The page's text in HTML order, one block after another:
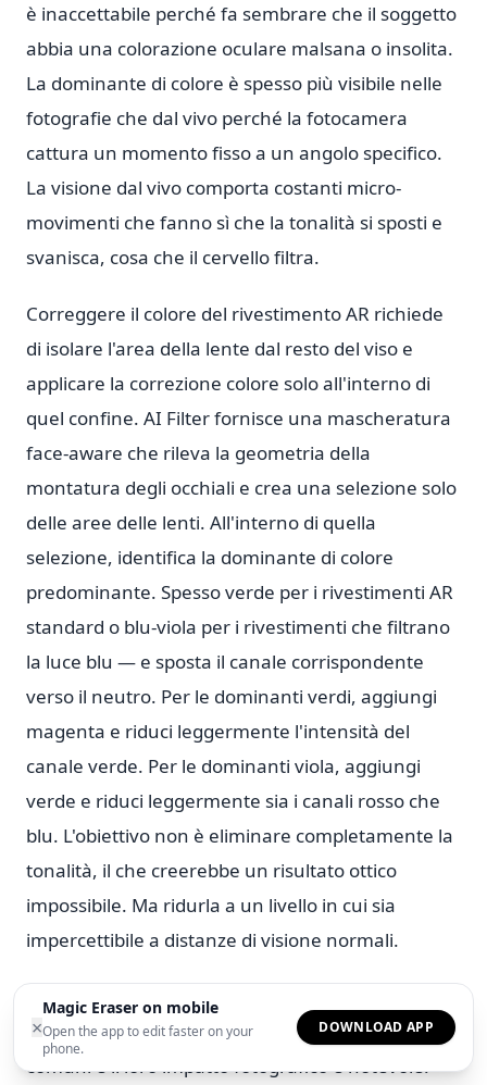
×
Magic Eraser on mobile
Open the app to edit faster on your
phone.
DOWNLOAD APP
è inaccettabile perché fa sembrare che il soggetto
abbia una colorazione oculare malsana o insolita.
La dominante di colore è spesso più visibile nelle
fotografie che dal vivo perché la fotocamera
cattura un momento fisso a un angolo specifico.
La visione dal vivo comporta costanti micro-
movimenti che fanno sì che la tonalità si sposti e
svanisca, cosa che il cervello filtra.
Correggere il colore del rivestimento AR richiede
di isolare l'area della lente dal resto del viso e
applicare la correzione colore solo all'interno di
quel confine. AI Filter fornisce una mascheratura
face-aware che rileva la geometria della
montatura degli occhiali e crea una selezione solo
delle aree delle lenti. All'interno di quella
selezione, identifica la dominante di colore
predominante. Spesso verde per i rivestimenti AR
standard o blu-viola per i rivestimenti che filtrano
la luce blu — e sposta il canale corrispondente
verso il neutro. Per le dominanti verdi, aggiungi
magenta e riduci leggermente l'intensità del
canale verde. Per le dominanti viola, aggiungi
verde e riduci leggermente sia i canali rosso che
blu. L'obiettivo non è eliminare completamente la
tonalità, il che creerebbe un risultato ottico
impossibile. Ma ridurla a un livello in cui sia
impercettibile a distanze di visione normali.
Le lenti che filtrano la luce blu meritano una
menzione speciale perché sono diventate molto
comuni e il loro impatto fotografico è notevole.